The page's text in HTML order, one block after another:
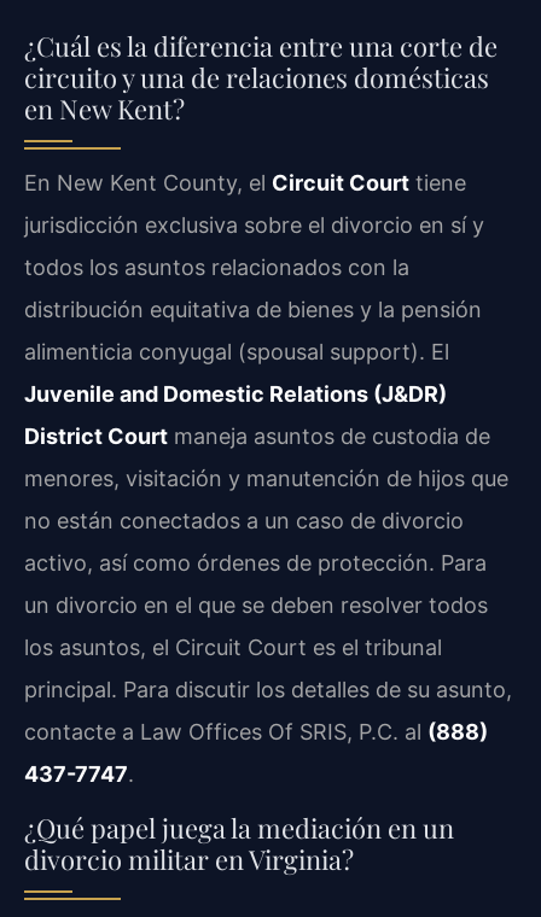
¿Cuál es la diferencia entre una corte de
circuito y una de relaciones domésticas
en New Kent?
En New Kent County, el Circuit Court tiene
jurisdicción exclusiva sobre el divorcio en sí y
todos los asuntos relacionados con la
distribución equitativa de bienes y la pensión
alimenticia conyugal (spousal support). El
Juvenile and Domestic Relations (J&DR)
District Court maneja asuntos de custodia de
menores, visitación y manutención de hijos que
no están conectados a un caso de divorcio
activo, así como órdenes de protección. Para
un divorcio en el que se deben resolver todos
los asuntos, el Circuit Court es el tribunal
principal. Para discutir los detalles de su asunto,
contacte a Law Offices Of SRIS, P.C. al (888)
437-7747.
¿Qué papel juega la mediación en un
divorcio militar en Virginia?